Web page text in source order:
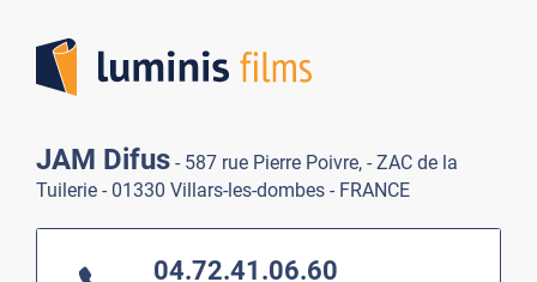
JAM Difus - 587 rue Pierre Poivre, - ZAC de la
Tuilerie - 01330 Villars-les-dombes - FRANCE
04.72.41.06.60